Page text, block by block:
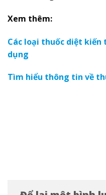
Xem thêm:
Các loại thuốc diệt kiến
dụng
Tìm hiểu thông tin về